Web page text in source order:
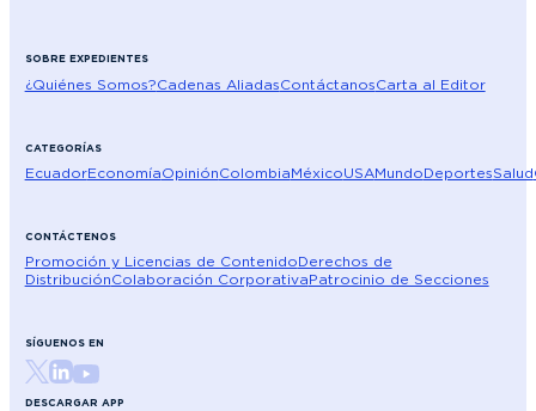
SOBRE EXPEDIENTES
¿Quiénes Somos?Cadenas AliadasContáctanosCarta al Editor
CATEGORÍAS
EcuadorEconomíaOpiniónColombiaMéxicoUSAMundoDeportesSalud
CONTÁCTENOS
Promoción y Licencias de ContenidoDerechos de
DistribuciónColaboración CorporativaPatrocinio de Secciones
SÍGUENOS EN
DESCARGAR APP